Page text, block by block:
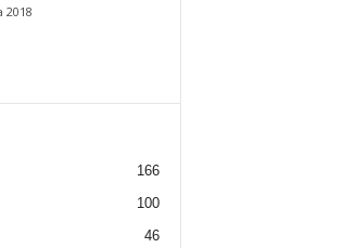
2018
166
100
46